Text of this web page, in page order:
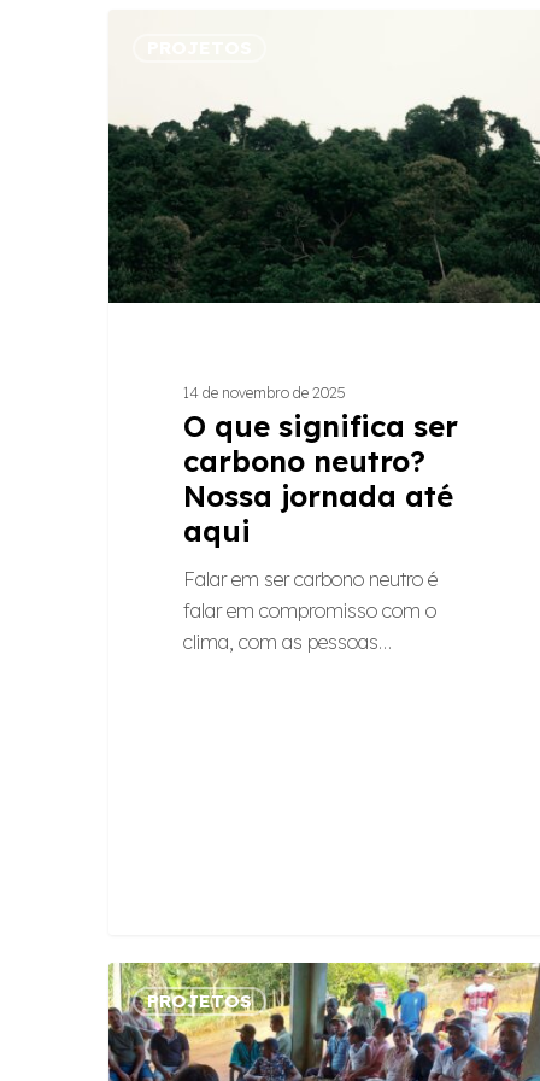
Hit enter to search or ESC to close
ser
carbono
neutro?
Nossa
jornada
até
aqui
14 de novembro de 2025
O que significa ser
carbono neutro?
Nossa jornada até
aqui
Falar em ser carbono neutro é
falar em compromisso com o
clima, com as pessoas…
Escuta
ativa
e
reflorestamento
PROJETOS